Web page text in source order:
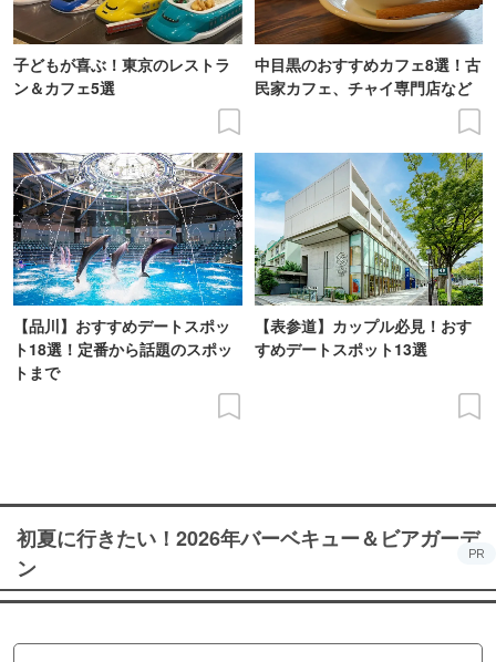
子どもが喜ぶ！東京のレストラ
ン＆カフェ5選
中目黒のおすすめカフェ8選！古
民家カフェ、チャイ専門店など
【品川】おすすめデートスポッ
ト18選！定番から話題のスポッ
トまで
【表参道】カップル必見！おす
すめデートスポット13選
初夏に行きたい！2026年バーベキュー＆ビアガーデ
ン
PR